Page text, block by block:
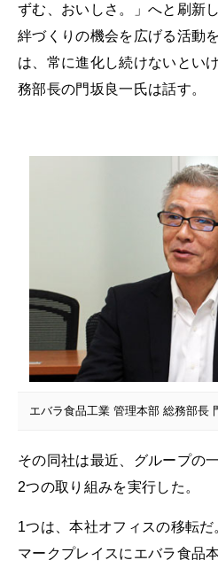
ずむ、おいしさ。」へと刷新
絆づくりの機会を広げる活動
は、常に進化し続けないとい
務部長の門坂良一氏は話す。
エバラ食品工業 管理本部 総務部長
その同社は最近、グループの
2つの取り組みを実行した。
1つは、本社オフィスの移転
マークプレイスにエバラ食品